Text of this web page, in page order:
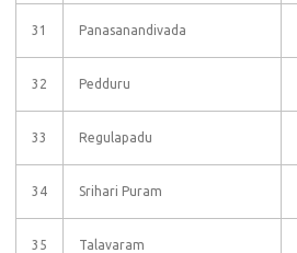
31 Panasanandivada
32 Pedduru
33 Regulapadu
34 Srihari Puram
35 Talavaram